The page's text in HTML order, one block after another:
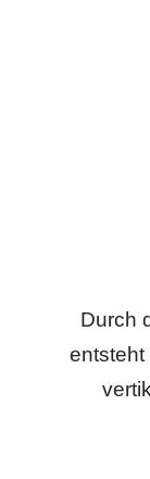
Durch